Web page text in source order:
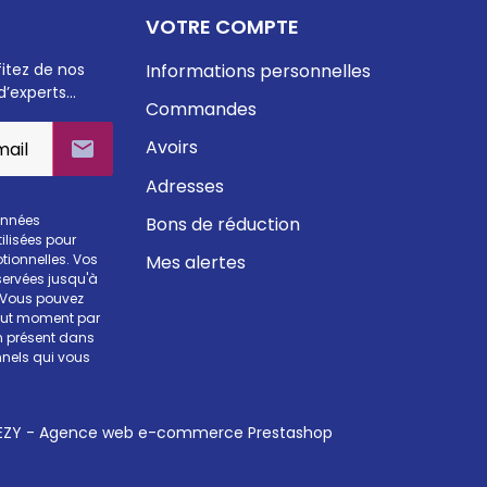
de nos

pour
Vos
jusqu'à
pouvez
moment par
présent dans
qui vous
VOTRE COMPTE
Informations personnelles
Commandes
Avoirs
Adresses
Bons de réduction
Mes alertes
- Agence web e-commerce Prestashop